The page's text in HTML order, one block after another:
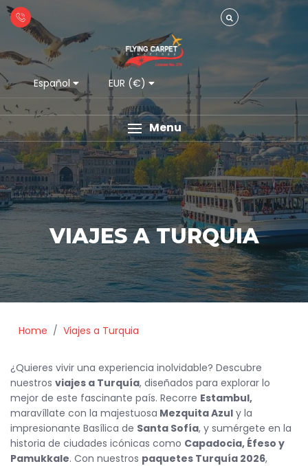
Español EUR (€)
Menu
VIAJES A TURQUIA
Home Viajes a Turquia
¿Quieres vivir una experiencia inolvidable? Descubre
nuestros viajes a Turquía, diseñados para explorar lo
mejor de este fascinante país. Recorre Estambul,
maravíllate con la majestuosa Mezquita Azul y la
impresionante Basílica de Santa Sofía, y sumérgete en la
historia de ciudades icónicas como Capadocia, Éfeso y
Pamukkale. Con nuestros paquetes Turquía 2026,